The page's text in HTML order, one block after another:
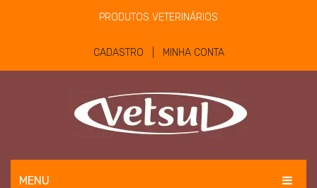
PRODUTOS VETERINÁRIOS
CADASTRO | MINHA CONTA
MENU